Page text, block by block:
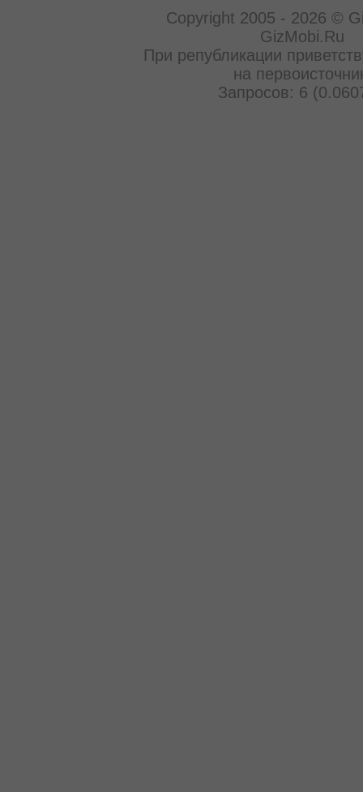
Copyright 2005 - 2026 ©
GizMobi.Ru
При републикации
на
Запросов: 6